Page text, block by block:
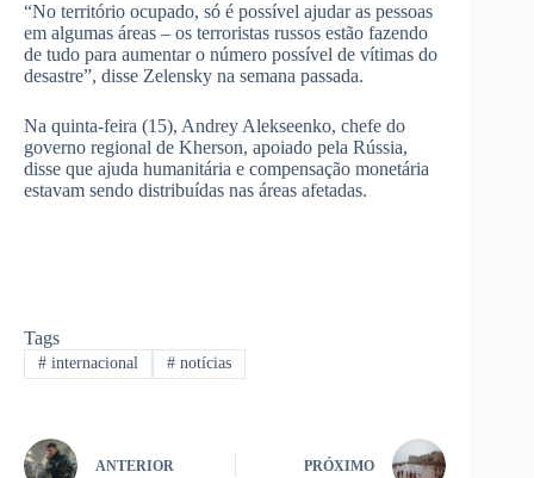
“No território ocupado, só é possível ajudar as pessoas
em algumas áreas – os terroristas russos estão fazendo
de tudo para aumentar o número possível de vítimas do
desastre”, disse Zelensky na semana passada.
Na quinta-feira (15), Andrey Alekseenko, chefe do
governo regional de Kherson, apoiado pela Rússia,
disse que ajuda humanitária e compensação monetária
estavam sendo distribuídas nas áreas afetadas.
Tags
#internacional #notícias
ANTERIOR PRÓXIMO